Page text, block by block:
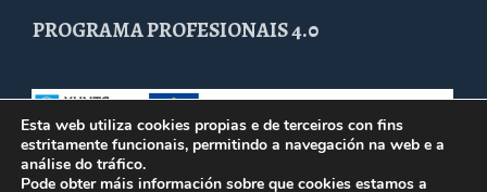
PROGRAMA PROFESIONAIS 4.0
Esta web utiliza cookies propias e de terceiros con fins
estritamente funcionais, permitindo a navegación na web e a
análise do tráfico.
Pode obter máis información sobre que cookies estamos a